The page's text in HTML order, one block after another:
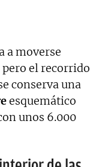
a moverse
el recorrido
conserva una
esquemático
unos 6.000